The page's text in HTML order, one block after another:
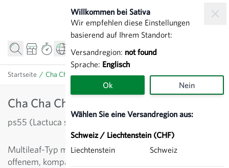
Willkommen bei Sativa
Wir empfehlen diese Einstellungen
basierend auf Ihrem Standort:
Versandregion: not found
Sprache: Englisch
Ok Nein
Wählen Sie eine Versandregion aus:
Schweiz / Liechtenstein (CHF)
Liechtenstein
Schweiz
Startseite / Cha Cha Cha (MVG76) - Multileaf
Cha Cha Cha (MVG76) - Multileaf
ps55 (Lactuca sativa)
Multileaf-Typ mit zarten, gleichlangen Blättern und
offenem, kompaktem Wuchs. Bildet keinen Kopf und ist